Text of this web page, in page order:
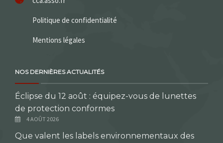
Politique de confidentialité
Mentions légales
NOS DERNIÈRES ACTUALITÉS
Éclipse du 12 août : équipez-vous de lunettes
de protection conformes
4 AOÛT 2026
Que valent les labels environnementaux des